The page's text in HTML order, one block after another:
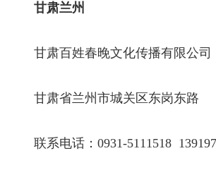
甘肃兰州
甘肃百姓春晚文化传播有限公司
甘肃省兰州市城关区东岗东路
联系电话：0931-5111518